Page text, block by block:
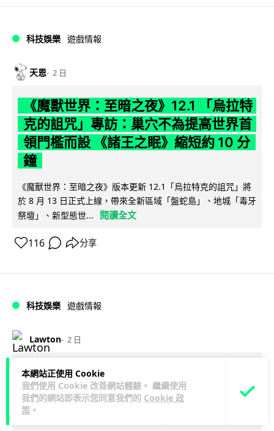
本網站正使用 Cookie
我們使用 Cookie 改善網站體驗。 繼續使用
我們的網站即表示您同意我們的 Cookie 政
策 。
科技娛樂 遊戲情報
天恩 2 日
《魔獸世界：至暗之夜》12.1 「烏拉特
克的詛咒」專訪：巢穴不為提高世界首
領門檻而設 《諸王之眠》縮短約 10 分
鐘
《魔獸世界：至暗之夜》版本更新 12.1「烏拉特克的詛咒」將
於 8 月 13 日正式上線，帶來全新區域「盤蛇島」、地城「毒牙
祭壇」、新型態世...
閱讀全文
116 分享
科技娛樂 遊戲情報
Lawton 2 日
日本二手遊戲店減 90% 門市 業績反增
四成 "懷舊"在 Z 世代變成最潮「新鮮
感」